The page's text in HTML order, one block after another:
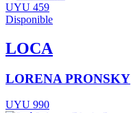
UYU 459
Disponible
LOCA
LORENA PRONSKY
UYU 990